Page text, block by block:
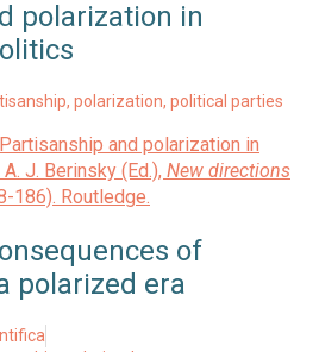
polarization in
, polarization, political parties
and polarization in
J. Berinsky (Ed.), New directions
186). Routledge.
of
polarized era